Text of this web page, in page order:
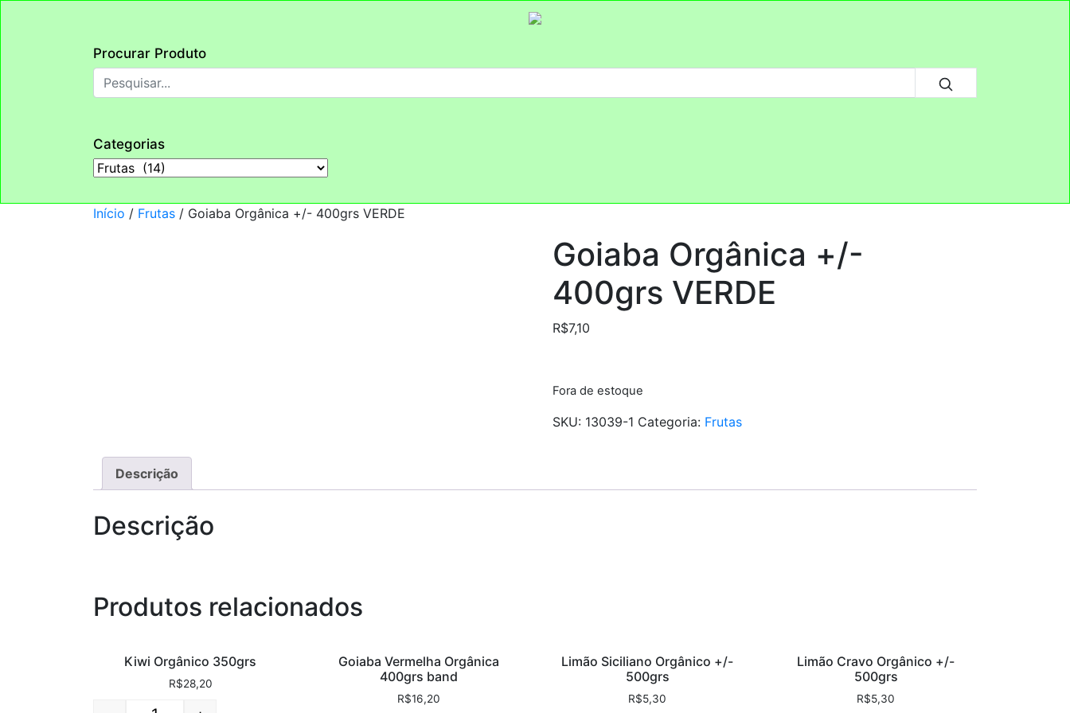
Procurar Produto
Categorias
Início / Frutas / Goiaba Orgânica +/- 400grs VERDE
Goiaba Orgânica +/-
400grs VERDE
R$7,10
Fora de estoque
SKU: 13039-1 Categoria: Frutas
Descrição
Descrição
Produtos relacionados
Kiwi Orgânico 350grs
R$28,20
Goiaba Vermelha Orgânica
400grs band
R$16,20
Limão Siciliano Orgânico +/-
500grs
R$5,30
Limão Cravo Orgânico +/-
500grs
R$5,30